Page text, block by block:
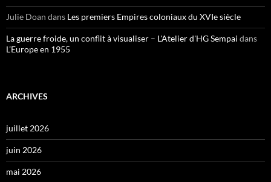
Julie Doan dans Les premiers Empires coloniaux du XVIe siècle
La guerre froide, un conflit à visualiser – L'Atelier d'HG Sempai dans
L’Europe en 1955
ARCHIVES
juillet 2026
juin 2026
mai 2026